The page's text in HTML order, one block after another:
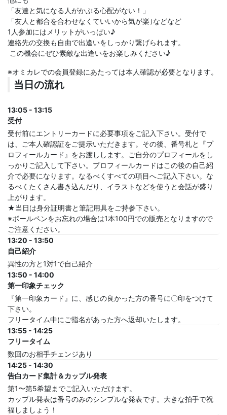
「友達と気になる人がかぶる心配がない！」
「友人と都合を合わせなくていいから気が楽｣などなど
1人参加にはメリットがいっぱい♪
連絡先の交換も自由で出逢いをしっかり繋げられます。
この機会にぜひ素敵な出逢いをお楽しみください♪
※オミカレでの会員登録にあたっては本人確認が必要となります。
当日の流れ
13:05 - 13:15
受付
受付前にエントリーカードに必要事項をご記入下さい。受付で
は、ご本人確認証をご提示いただきます。その後、番号札と『プ
ロフィールカード』をお渡しします。ご自分のプロフィールをし
っかりご記入して下さい。プロフィールカードはこの後の自己紹
介で必要になります。なるべくすべての項目へご記入下さい。な
るべくたくさん書き込んだり、イラストなどを使うと会話が盛り
上がります。
★当日は身分証明書と筆記用具をご持参下さい。
※ボールペンをお忘れの場合は1本100円での販売となりますので
ご注意ください。
13:20 - 13:50
自己紹介
異性の方と1対1で自己紹介
13:50 - 14:00
第一印象チェック
『第一印象カード』に、感じの良かった方の番号に〇印をつけて
下さい。
フリータイム中にご指名があった方へ返却いたします。
13:55 - 14:25
フリータイム
数回のお相手チェンジあり
14:25 - 14:30
告白カード集計＆カップル発表
第1〜第5希望までご記入いただけます。
カップル発表は番号のみのシンプルな発表です。大きな拍手で祝
福しましょう！